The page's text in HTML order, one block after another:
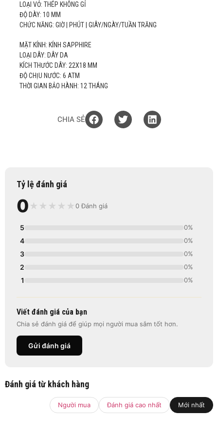
LOẠI VỎ: THÉP KHÔNG GỈ
ĐỘ DÀY: 10 MM
CHỨC NĂNG: GIỜ | PHÚT | GIÂY/NGÀY/TUẦN TRĂNG
MẶT KÍNH: KÍNH SAPPHIRE
LOẠI DÂY: DÂY DA
KÍCH THƯỚC DÂY: 22X18 MM
ĐỘ CHỊU NƯỚC: 6 ATM
THỜI GIAN BẢO HÀNH: 12 THÁNG
CHIA SẺ
Tỷ lệ đánh giá
0 ★ ★ ★ ★ ★0 Đánh giá
5 0%
4 0%
3 0%
2 0%
1 0%
Viết đánh giá của bạn
Chia sẻ đánh giá để giúp mọi người mua sắm tốt hơn.
Gửi đánh giá
Đánh giá từ khách hàng
Người mua Đánh giá cao nhất Mới nhất